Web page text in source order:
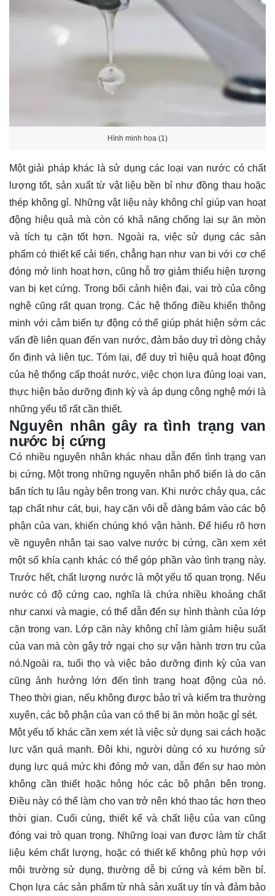
Hình minh họa (1)
Một giải pháp khác là sử dụng các loại van nước có chất
lượng tốt, sản xuất từ vật liệu bền bỉ như đồng thau hoặc
thép không gỉ. Những vật liệu này không chỉ giúp van hoạt
động hiệu quả mà còn có khả năng chống lại sự ăn mòn
và tích tụ cặn tốt hơn. Ngoài ra, việc sử dụng các sản
phẩm có thiết kế cải tiến, chẳng hạn như van bi với cơ chế
đóng mở linh hoạt hơn, cũng hỗ trợ giảm thiểu hiện tượng
van bị kẹt cứng. Trong bối cảnh hiện đại, vai trò của công
nghệ cũng rất quan trọng. Các hệ thống điều khiển thông
minh với cảm biến tự động có thể giúp phát hiện sớm các
vấn đề liên quan đến van nước, đảm bảo duy trì dòng chảy
ổn định và liên tục. Tóm lại, để duy trì hiệu quả hoạt động
của hệ thống cấp thoát nước, việc chọn lựa đúng loại van,
thực hiện bảo dưỡng định kỳ và áp dụng công nghệ mới là
những yếu tố rất cần thiết.
Nguyên nhân gây ra tình trạng van
nước bị cứng
Có nhiều nguyên nhân khác nhau dẫn đến tình trạng van
bị cứng. Một trong những nguyên nhân phổ biến là do cặn
bẩn tích tụ lâu ngày bên trong van. Khi nước chảy qua, các
tạp chất như cát, bụi, hay cặn vôi dễ dàng bám vào các bộ
phận của van, khiến chúng khó vận hành. Để hiểu rõ hơn
về nguyên nhân tại sao valve nước bị cứng, cần xem xét
một số khía cạnh khác có thể góp phần vào tình trạng này.
Trước hết, chất lượng nước là một yếu tố quan trọng. Nếu
nước có độ cứng cao, nghĩa là chứa nhiều khoáng chất
như canxi và magie, có thể dẫn đến sự hình thành của lớp
cặn trong van. Lớp cặn này không chỉ làm giảm hiệu suất
của van mà còn gây trở ngại cho sự vận hành trơn tru của
nó.Ngoài ra, tuổi thọ và việc bảo dưỡng định kỳ của van
cũng ảnh hưởng lớn đến tình trạng hoạt động của nó.
Theo thời gian, nếu không được bảo trì và kiểm tra thường
xuyên, các bộ phận của van có thể bị ăn mòn hoặc gỉ sét.
Một yếu tố khác cần xem xét là việc sử dụng sai cách hoặc
lực vặn quá mạnh. Đôi khi, người dùng có xu hướng sử
dụng lực quá mức khi đóng mở van, dẫn đến sự hao mòn
không cần thiết hoặc hỏng hóc các bộ phận bên trong.
Điều này có thể làm cho van trở nên khó thao tác hơn theo
thời gian. Cuối cùng, thiết kế và chất liệu của van cũng
đóng vai trò quan trọng. Những loại van được làm từ chất
liệu kém chất lượng, hoặc có thiết kế không phù hợp với
môi trường sử dụng, thường dễ bị cứng và kém bền bỉ.
Chọn lựa các sản phẩm từ nhà sản xuất uy tín và đảm bảo